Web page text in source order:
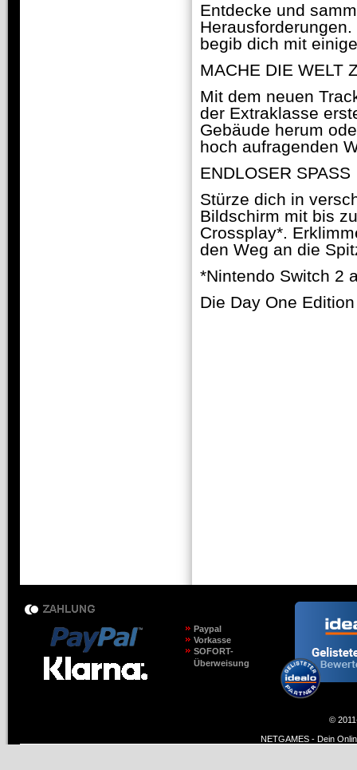
Entdecke und
begib dich mit
MACHE DIE WELT
Mit dem neuen
der Extraklasse
Gebäude herum
hoch aufragenden
ENDLOSER SPASS
Stürze dich in
Bildschirm mit bis
Crossplay*.
den Weg an die
*Nintendo Switch 2
Die Day One
Paypal
Vorkasse
SOFORT-
Überweisung
©
NETGAMES - Dein